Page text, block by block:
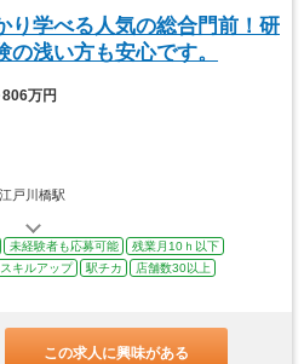
り学べる人気の総合門前！研
浅い方も安心です。
806万円
戸川橋駅
未経験者も応募可能
残業月10ｈ以下
スキルアップ 駅チカ
店舗数30以上
この求人に興味がある